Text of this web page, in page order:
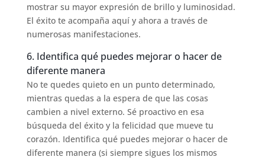
mostrar su mayor expresión de brillo y luminosidad.
El éxito te acompaña aquí y ahora a través de
numerosas manifestaciones.
6. Identifica qué puedes mejorar o hacer de
diferente manera
No te quedes quieto en un punto determinado,
mientras quedas a la espera de que las cosas
cambien a nivel externo. Sé proactivo en esa
búsqueda del éxito y la felicidad que mueve tu
corazón. Identifica qué puedes mejorar o hacer de
diferente manera (si siempre sigues los mismos